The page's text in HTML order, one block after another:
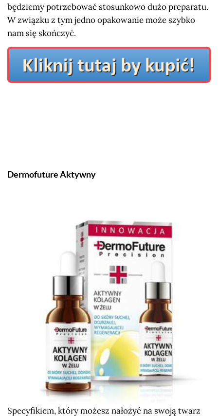
będziemy potrzebować stosunkowo dużo preparatu.
W związku z tym jedno opakowanie może szybko
nam się skończyć.
Dermofuture Aktywny
Specyfikiem, który możesz nałożyć na swoją twarz